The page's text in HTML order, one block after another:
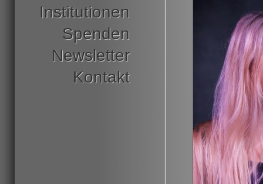
Institutionen
Spenden
Newsletter
Kontakt